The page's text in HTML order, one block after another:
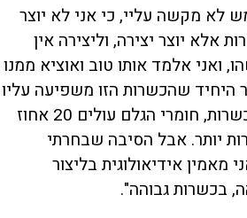
לא מקשה עליי, כי אני לא יוצר
אלא יוצר יצירה, וליצירה אין
ואני אלמד אותו טוב ואוציא ממנו
היחיד שהכשרות הזו משפיעה עליו
הוא המחירים. בגלל הכשרות, חומרי הגלם עולים 20 אחוז
יותר. אבל הסיבה שבחרתי
אידיאולוגית בליצור
בכשרות גבוהה".